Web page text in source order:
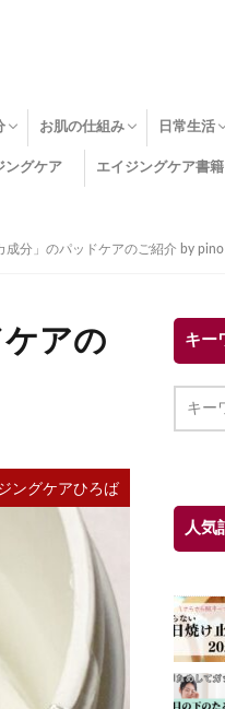
)
お肌の仕組み
エイジング
ターンオーバー
皮下組織
表皮
真皮
表皮常在菌
女性ホルモン
その他
日常生活
糖化
便秘
ングケア エイジングケア書
成分」のパッドケアのご紹介 by pino
アの
ングケアひろば
キー
人気